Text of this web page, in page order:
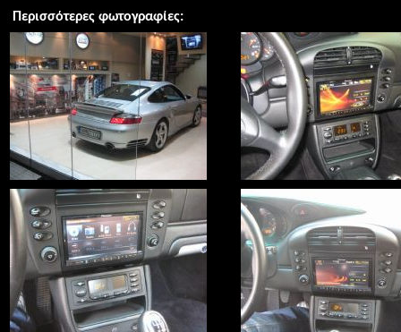
Περισσότερες φωτογραφίες: